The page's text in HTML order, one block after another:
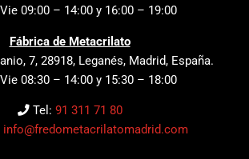
09:00 – 14:00 y 16:00 – 19:00
Fábrica de Metacrilato
7, 28918, Leganés, Madrid, España.
08:30 – 14:00 y 15:30 – 18:00
Tel: 91 311 71 80
info@fredometacrilatomadrid.com